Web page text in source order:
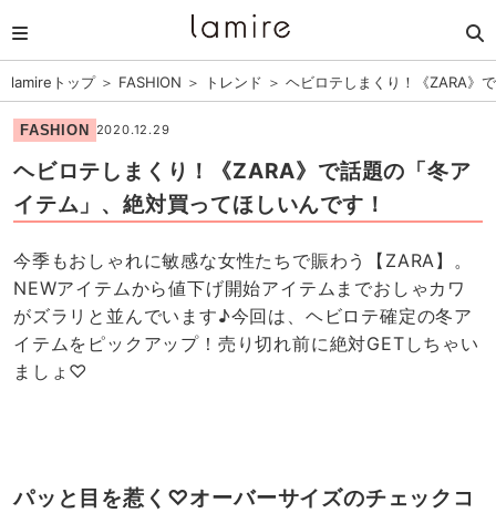
lamireトップ＞ FASHION ＞ トレンド ＞ ヘビロテしまくり！《ZARA》
FASHION 2020.12.29
ヘビロテしまくり！《ZARA》で話題の「冬ア
イテム」、絶対買ってほしいんです！
今季もおしゃれに敏感な女性たちで賑わう【ZARA】。
NEWアイテムから値下げ開始アイテムまでおしゃカワ
がズラリと並んでいます♪今回は、ヘビロテ確定の冬ア
イテムをピックアップ！売り切れ前に絶対GETしちゃい
ましょ♡
パッと目を惹く♡オーバーサイズのチェックコ